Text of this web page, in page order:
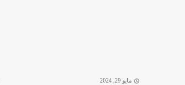
مايو 29, 2024